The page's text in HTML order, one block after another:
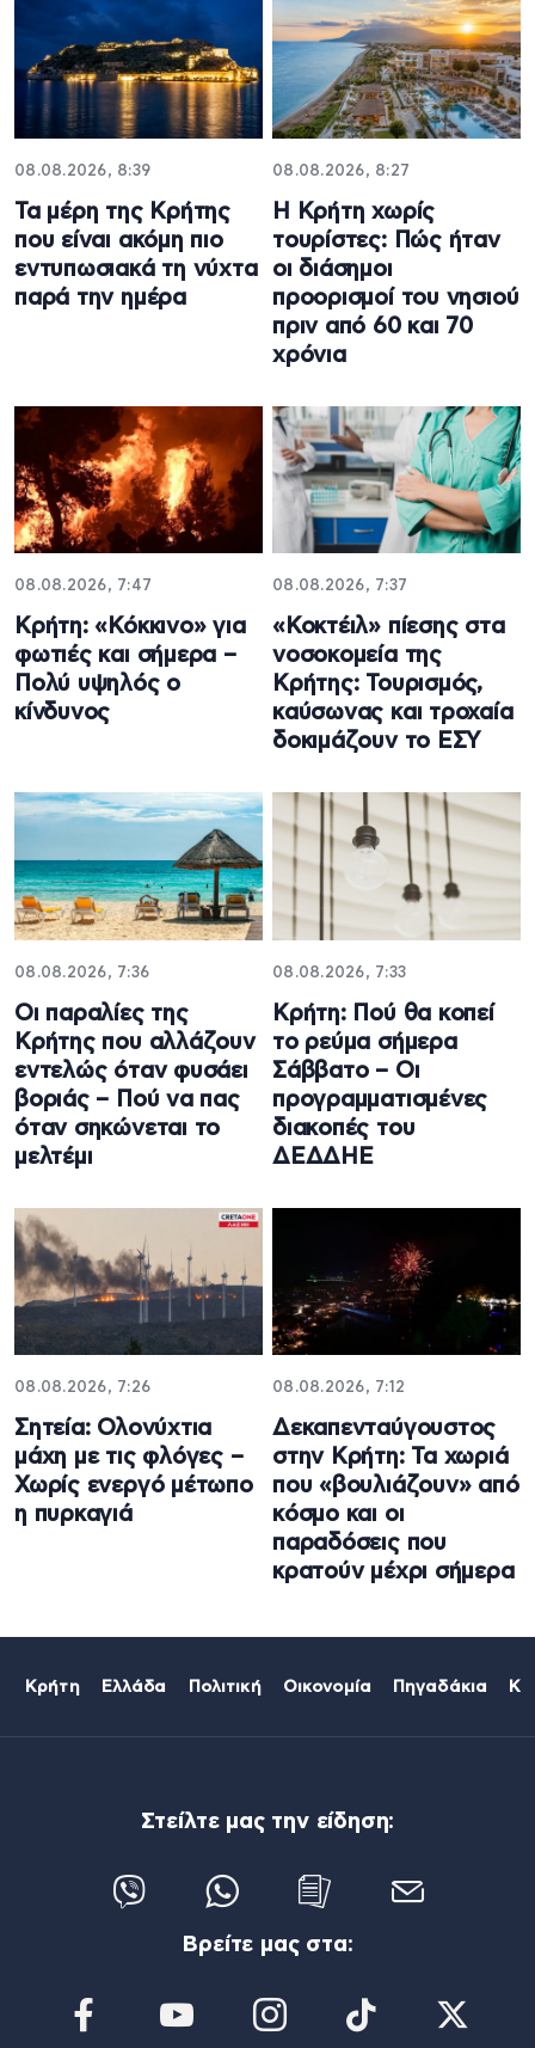
08.08.2026, 8:39
Τα μέρη της Κρήτης
που είναι ακόμη πιο
εντυπωσιακά τη νύχτα
παρά την ημέρα
08.08.2026, 8:27
Η Κρήτη χωρίς
τουρίστες: Πώς ήταν
οι διάσημοι
προορισμοί του νησιού
πριν από 60 και 70
χρόνια
08.08.2026, 7:47
Κρήτη: «Κόκκινο» για
φωτιές και σήμερα –
Πολύ υψηλός ο
κίνδυνος
08.08.2026, 7:37
«Κοκτέιλ» πίεσης στα
νοσοκομεία της
Κρήτης: Τουρισμός,
καύσωνας και τροχαία
δοκιμάζουν το ΕΣΥ
08.08.2026, 7:36
Οι παραλίες της
Κρήτης που αλλάζουν
εντελώς όταν φυσάει
βοριάς – Πού να πας
όταν σηκώνεται το
μελτέμι
08.08.2026, 7:33
Κρήτη: Πού θα κοπεί
το ρεύμα σήμερα
Σάββατο – Οι
προγραμματισμένες
διακοπές του
ΔΕΔΔΗΕ
08.08.2026, 7:26
Σητεία: Ολονύχτια
μάχη με τις φλόγες –
Χωρίς ενεργό μέτωπο
η πυρκαγιά
08.08.2026, 7:12
Δεκαπενταύγουστος
στην Κρήτη: Τα χωριά
που «βουλιάζουν» από
κόσμο και οι
παραδόσεις που
κρατούν μέχρι σήμερα
Κρήτη Ελλάδα Πολιτική Οικονομία Πηγαδάκια
Στείλτε μας την είδηση:
Βρείτε μας στα: